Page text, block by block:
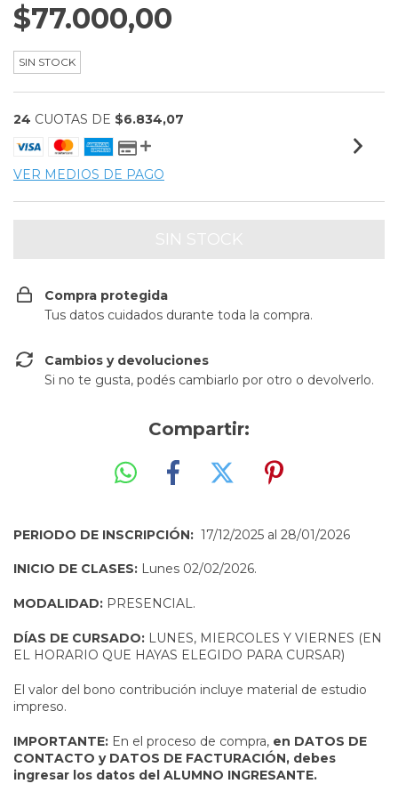
$77.000,00
SIN STOCK
24 CUOTAS DE $6.834,07
VER MEDIOS DE PAGO
Compra protegida
Tus datos cuidados durante toda la compra.
Cambios y devoluciones
Si no te gusta, podés cambiarlo por otro o devolverlo.
Compartir:
PERIODO DE INSCRIPCIÓN: 17/12/2025 al 28/01/2026
INICIO DE CLASES: Lunes 02/02/2026.
MODALIDAD: PRESENCIAL.
DÍAS DE CURSADO: LUNES, MIERCOLES Y VIERNES (EN
EL HORARIO QUE HAYAS ELEGIDO PARA CURSAR)
El valor del bono contribución incluye material de estudio
impreso.
IMPORTANTE: En el proceso de compra, en DATOS DE
CONTACTO y DATOS DE FACTURACIÓN, debes
ingresar los datos del ALUMNO INGRESANTE.